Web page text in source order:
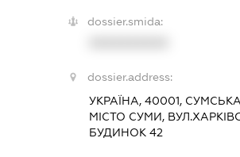
dossier.smida:
dossier.address:
УКРАЇНА, 40001,
МІСТО СУМИ,
БУДИНОК 42